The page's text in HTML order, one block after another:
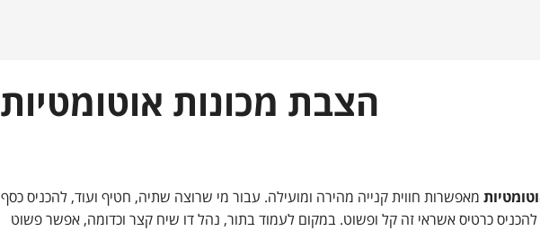
הצבת מכונות אוטומטיות
מאפשרות חווית קנייה מהירה ומועילה. עבור מי שרוצה שתיה, חטיף ועוד, להכניס כסף
להכניס כרטיס אשראי זה קל ופשוט. במקום לעמוד בתור, נהל דו שיח קצר וכדומה, אפשר פשוט